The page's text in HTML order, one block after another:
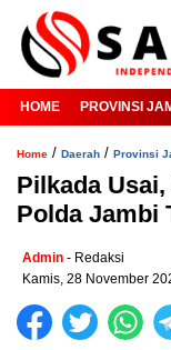
HOME PROVINSI
Home / Daerah / Provinsi
Pilkada
Polda Jambi
Admin - Redaksi
Kamis, 28 November